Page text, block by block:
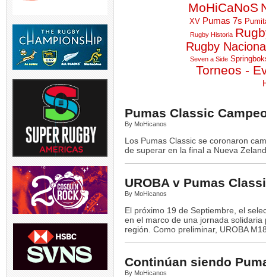
MoHiCaNoS
XV Pumas 7s
Rugby Historia
Rugby
Seven a Side
Torneos -
Pumas Classic
By MoHicanos
Los Pumas Classic se coronaron
de superar en la final a Nueva
UROBA v Pumas
By MoHicanos
El próximo 19 de Septiembre, el
en el marco de una jornada
región. Como preliminar, UROBA
Continúan siendo
By MoHicanos
TEST MATCH
El
5
entrenador